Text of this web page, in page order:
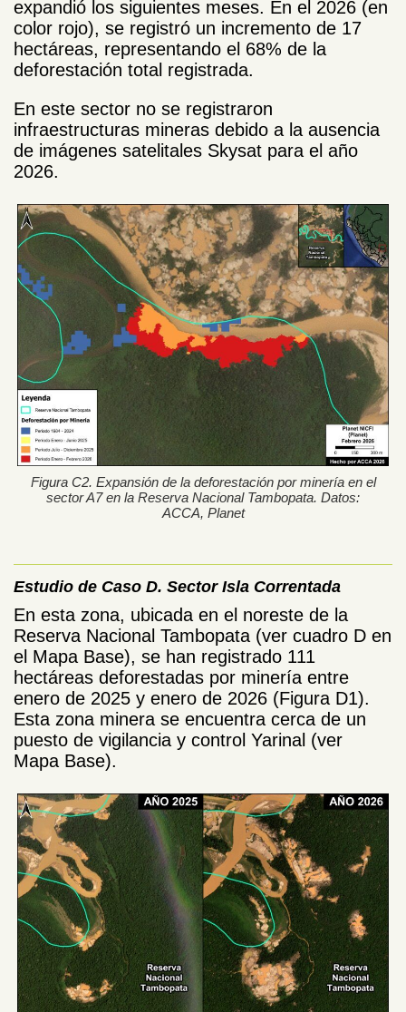
expandió los siguientes meses. En el 2026 (en
color rojo), se registró un incremento de 17
hectáreas, representando el 68% de la
deforestación total registrada.
En este sector no se registraron
infraestructuras mineras debido a la ausencia
de imágenes satelitales Skysat para el año
2026.
Figura C2. Expansión de la deforestación por minería en el
sector A7 en la Reserva Nacional Tambopata. Datos:
ACCA, Planet
Estudio de Caso D. Sector Isla Correntada
En esta zona, ubicada en el noreste de la
Reserva Nacional Tambopata (ver cuadro D en
el Mapa Base), se han registrado 111
hectáreas deforestadas por minería entre
enero de 2025 y enero de 2026 (Figura D1).
Esta zona minera se encuentra cerca de un
puesto de vigilancia y control Yarinal (ver
Mapa Base).